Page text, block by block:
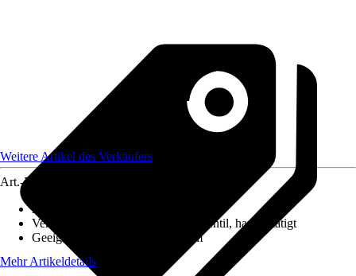
Weitere Artikel des Verkäufers
Art.-Nr.
Ausführung
Ventilausstattung
3 ½" Körbchenventil, handbetätigt
Geeignet für
Unterschrank 60 cm
Mehr Artikeldetails